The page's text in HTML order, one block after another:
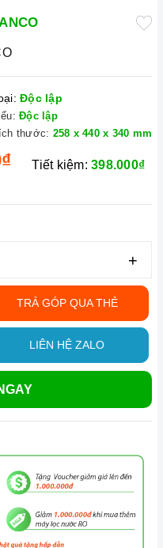
Độc lập
Độc lập
thước: 258 x 440 x 340 mm
Tiết kiệm:398.000₫
+
TRẢ GÓP QUA THẺ
LIÊN HỆ ZALO